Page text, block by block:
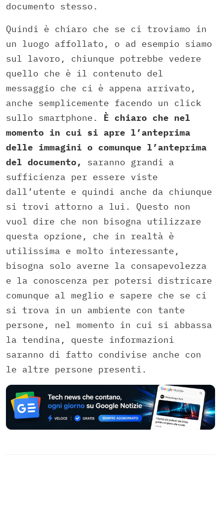
documento stesso.
Quindi è chiaro che se ci troviamo in
un luogo affollato, o ad esempio siamo
sul lavoro, chiunque potrebbe vedere
quello che è il contenuto del
messaggio che ci è appena arrivato,
anche semplicemente facendo un click
sullo smartphone. È chiaro che nel
momento in cui si apre l’anteprima
delle immagini o comunque l’anteprima
del documento,
saranno grandi a
sufficienza per essere viste
dall’utente e quindi anche da chiunque
si trovi attorno a lui. Questo non
vuol dire che non bisogna utilizzare
questa opzione, che in realtà è
utilissima e molto interessante,
bisogna solo averne la consapevolezza
e la conoscenza per potersi districare
comunque al meglio e sapere che se ci
si trova in un ambiente con tante
persone, nel momento in cui si abbassa
la tendina, queste informazioni
saranno di fatto condivise anche con
le altre persone presenti.